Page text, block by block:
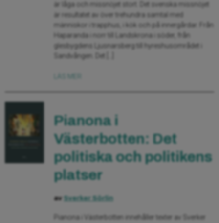
är låga och missnöjet stort. Det svenska missnöjet
är resultatet av över trehundra samtal med
människor i trapphus, i kök och på innergårdar. Från
Haparanda i norr till Landskrona i söder, från
glesbygdens Ljusnarsberg till hyreshusområdet i
Sandvången. Det […]
Pianona i
Västerbotten: Det
politiska och politikens
platser
av Sverker Sörlin
Pianona i Västerbotten innehåller texter av Sverker